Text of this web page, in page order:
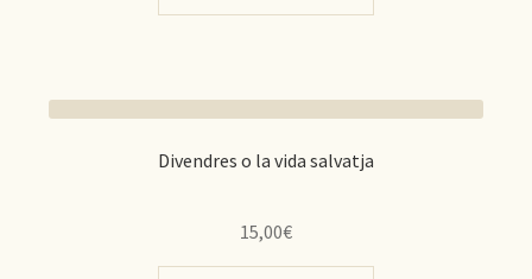
Divendres o la vida salvatja
15,00€